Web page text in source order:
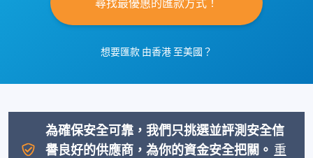
想要匯款 由香港 至美國？
為確保安全可靠，我們只挑選並評測安全信
譽良好的供應商，為你的資金安全把關。 重